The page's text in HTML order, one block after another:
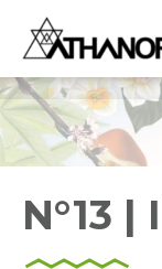
N°13 |